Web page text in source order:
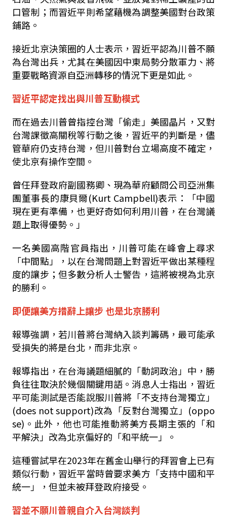
口管制；而習近平則希望藉機為調整美國對台政策
鋪路。
接近北京決策圈的人士表示，習近平認為川普不願
為台灣出兵，尤其在美國因中東局勢分散軍力、將
重要戰略資源自亞洲轉移的情況下更是如此。
習近平認定找出與川普互動模式
而在過去川普曾指控台灣「偷走」美國晶片，又對
台灣課徵高關稅等行動之後，習近平的判斷是，儘
管華府仍支持台灣，但川普對台立場高度不確定，
使北京有操作空間。
曾任拜登政府副國務卿、現為華府顧問公司亞洲集
團董事長的康貝爾(Kurt Campbell)表示：「中國
現在更有準備，也更好奇如何利用川普，在台灣議
題上取得優勢。」
一名美國高階官員指出，川普可能在峰會上尋求
「中間點」，以在台灣問題上對習近平做出某種程
度的讓步；但多數分析人士警告，這將被視為北京
的勝利。
即便讓美方措辭上讓步 也是北京勝利
報導強調，若川普將台灣納入談判籌碼，最可能承
受損失的將是台北，而非北京。
報導指出，在台海議題細膩的「動詞政治」中，勝
負往往取決於幾個關鍵用語。消息人士指出，習近
平可能測試是否能說服川普將「不支持台灣獨立」
(does not support)改為「反對台灣獨立」 (oppo
se) 。此外，他也可能推動將美方長期主張的「和
平解決」改為北京偏好的「和平統一」。
這種嘗試早在2023年在舊金山舉行的拜習會上已有
類似行動，習近平當時曾要求美方「支持中國和平
統一」，但並未被拜登政府接受。
習並不願川普親自介入台灣談判